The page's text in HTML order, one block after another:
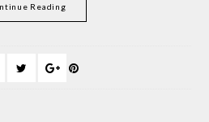
Reading